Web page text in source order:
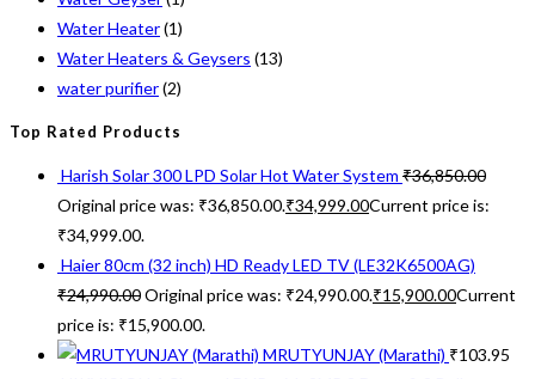
Water Heater(1)
Water Heaters & Geysers (13)
water purifier(2)
Top Rated Products
Harish Solar 300 LPD Solar Hot Water System ₹36,850.00
Original price was: ₹36,850.00.₹34,999.00Current price is:
₹34,999.00.
Haier 80cm (32 inch) HD Ready LED TV (LE32K6500AG)
₹24,990.00Original price was: ₹24,990.00.₹15,900.00Current
price is: ₹15,900.00.
MRUTYUNJAY (Marathi) ₹103.95